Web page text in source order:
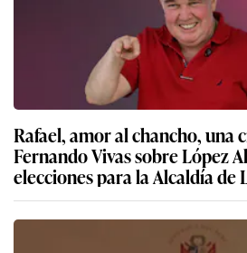
Rafael, amor al chancho, una
Fernando Vivas sobre López
elecciones para la Alcaldía de